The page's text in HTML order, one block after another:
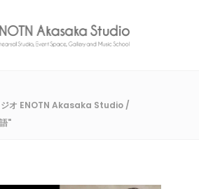
ジオ ENOTN Akasaka Studio /
"